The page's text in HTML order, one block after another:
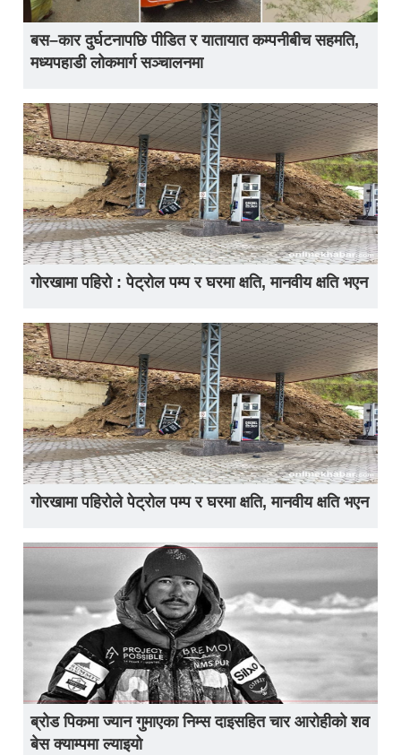
बस–कार दुर्घटनापछि पीडित र यातायात कम्पनीबीच सहमति,
मध्यपहाडी लोकमार्ग सञ्चालनमा
गोरखामा पहिरो : पेट्रोल पम्प र घरमा क्षति, मानवीय क्षति भएन
गोरखामा पहिरोले पेट्रोल पम्प र घरमा क्षति, मानवीय क्षति भएन
ब्रोड पिकमा ज्यान गुमाएका निम्स दाइसहित चार आरोहीको शव
बेस क्याम्पमा ल्याइयो